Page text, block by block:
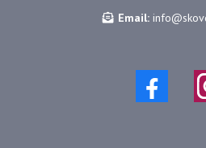
Email: